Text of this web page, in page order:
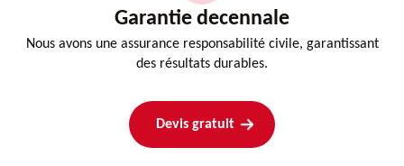
Garantie decennale
Nous avons une assurance responsabilité civile, garantissant
des résultats durables.
Devis gratuit